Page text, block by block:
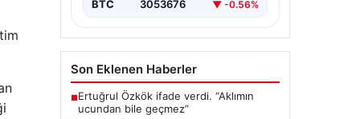
BTC 3053676 ▼ -0.56%
Son Eklenen Haberler
■Ertuğrul Özkök ifade verdi. “Aklımın
ucundan bile geçmez”